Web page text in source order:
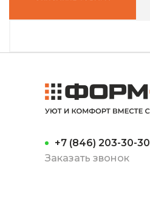
+7 (846) 203-30-30
Заказать звонок